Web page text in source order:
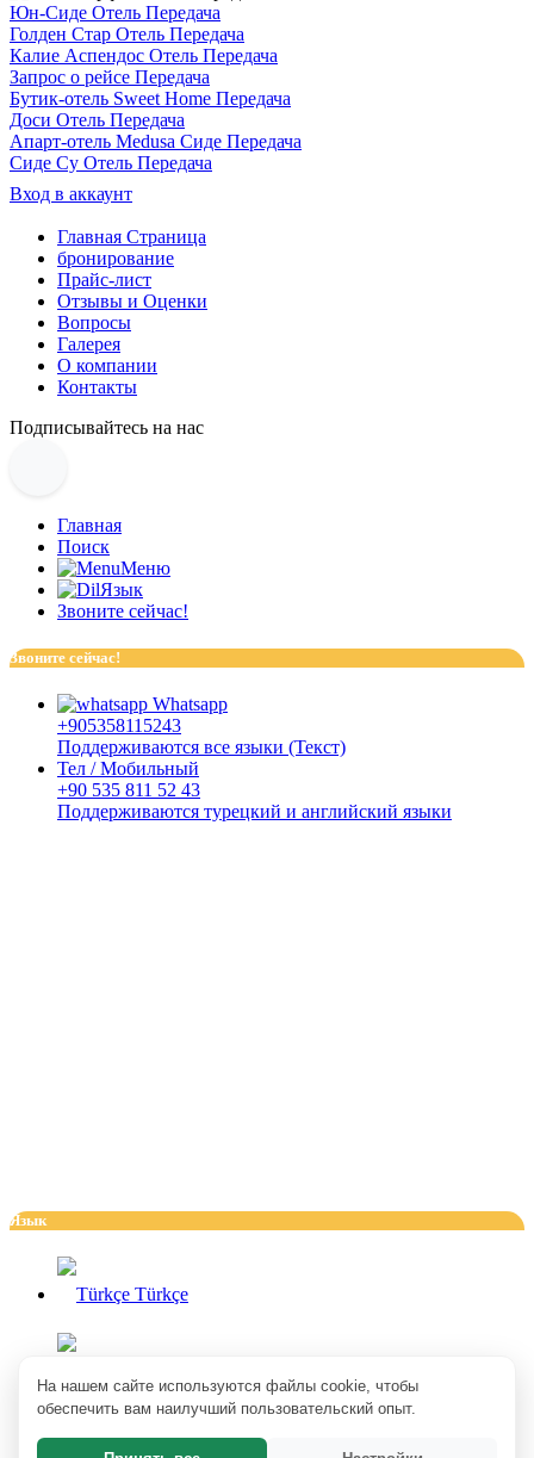
На нашем сайте используются файлы cookie, чтобы
обеспечить вам наилучший пользовательский опыт.
Юн-Сиде Отель Передача
Голден Стар Отель Передача
Калие Аспендос Отель Передача
Запрос о рейсе Передача
Бутик-отель Sweet Home Передача
Доси Отель Передача
Апарт-отель Medusa Сиде Передача
Сиде Су Отель Передача
Вход в аккаунт
Главная Страница
бронирование
Прайс-лист
Отзывы и Оценки
Вопросы
Галерея
О компании
Контакты
Подписывайтесь на нас
Главная
Поиск
Меню
Язык
Звоните сейчас!
Звоните сейчас!
Whatsapp
+905358115243
Поддерживаются все языки (Текст)
Тел / Мобильный
+90 535 811 52 43
Поддерживаются турецкий и английский языки
Язык
Türkçe